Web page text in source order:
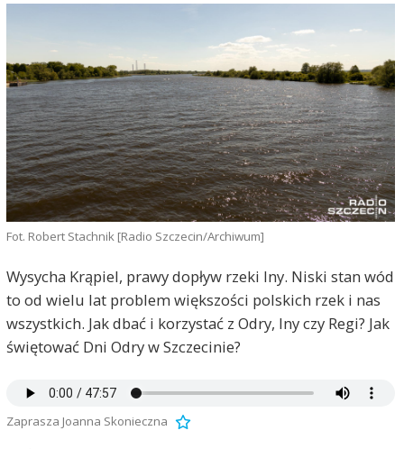
Fot. Robert Stachnik [Radio Szczecin/Archiwum]
Wysycha Krąpiel, prawy dopływ rzeki Iny. Niski stan wód
to od wielu lat problem większości polskich rzek i nas
wszystkich. Jak dbać i korzystać z Odry, Iny czy Regi? Jak
świętować Dni Odry w Szczecinie?
Zaprasza Joanna Skonieczna